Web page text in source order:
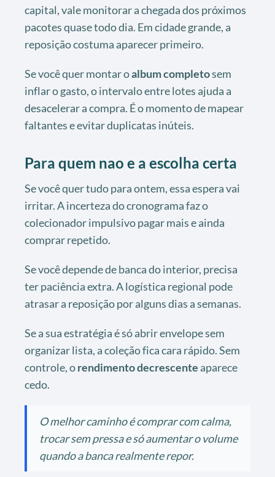
capital, vale monitorar a chegada dos próximos
pacotes quase todo dia. Em cidade grande, a
reposição costuma aparecer primeiro.
Se você quer montar oalbum completosem
inflar o gasto, o intervalo entre lotes ajuda a
desacelerar a compra. É o momento de mapear
faltantes e evitar duplicatas inúteis.
Para quem nao e a escolha certa
Se você quer tudo para ontem, essa espera vai
irritar. A incerteza do cronograma faz o
colecionador impulsivo pagar mais e ainda
comprar repetido.
Se você depende de banca do interior, precisa
ter paciência extra. A logística regional pode
atrasar a reposição por alguns dias a semanas.
Se a sua estratégia é só abrir envelope sem
organizar lista, a coleção fica cara rápido. Sem
controle, orendimento decrescente aparece
cedo.
O melhor caminho é comprar com calma,
trocar sem pressa e só aumentar o volume
quando a banca realmente repor.